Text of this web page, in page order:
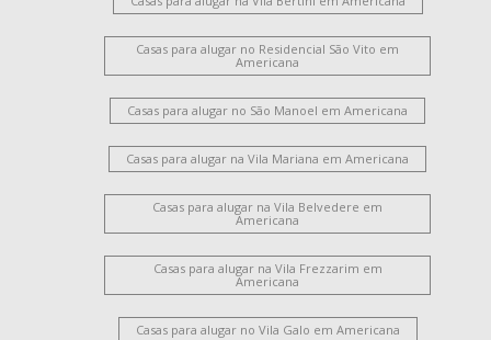
Casas para alugar no Residencial São Vito em
Americana
Casas para alugar no São Manoel em Americana
Casas para alugar na Vila Mariana em Americana
Casas para alugar na Vila Belvedere em
Americana
Casas para alugar na Vila Frezzarim em
Americana
Casas para alugar no Vila Galo em Americana